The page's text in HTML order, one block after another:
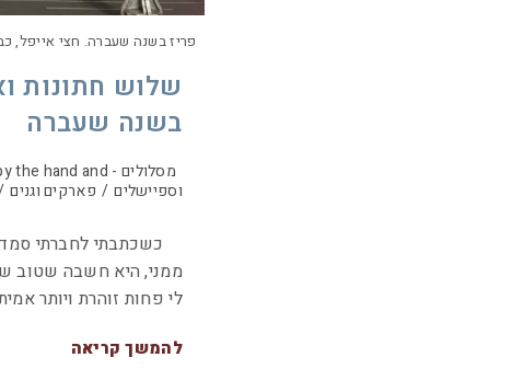
פריז בשנה שעברה. חצי אייפל,
שלוש חתונות
בשנה שעברה
מסלולים - Let me take you by the hand and
וספיישלים / פארקים וגנים
כשכתבתי לחברתי
ממני, היא חשבה שטוב
לי פחות זוהרת ויותר
להמשך קריאה